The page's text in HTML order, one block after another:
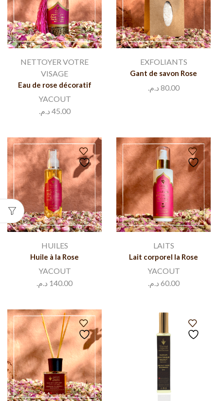
NETTOYER VOTRE
VISAGE
Eau de rose décoratif
YACOUT
45.00 د.م.
EXFOLIANTS
Gant de savon Rose
80.00 د.م.
HUILES
Huile à la Rose
YACOUT
140.00 د.م.
LAITS
Lait corporel la Rose
YACOUT
60.00 د.م.